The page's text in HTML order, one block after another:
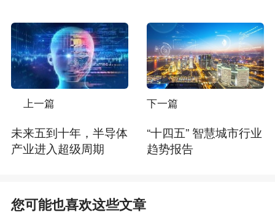
上一篇
未来五到十年，半导体
产业进入超级周期
下一篇
“十四五” 智慧城市行业
趋势报告
您可能也喜欢这些文章